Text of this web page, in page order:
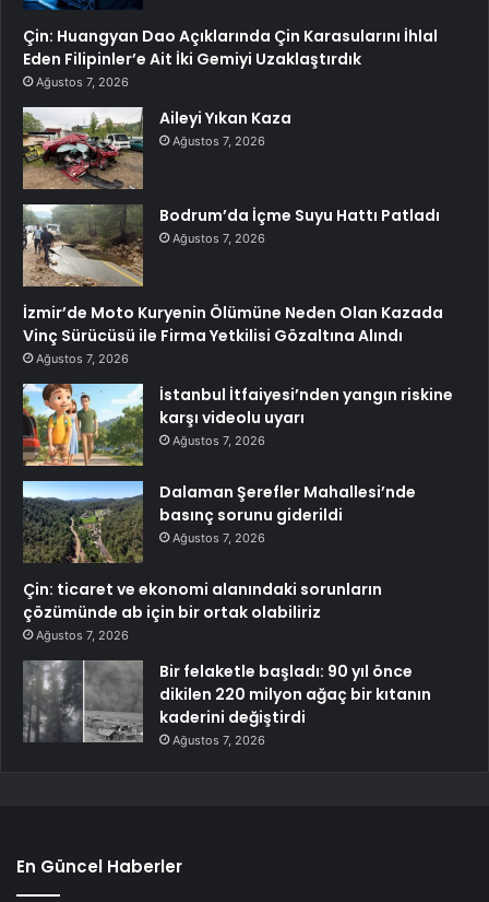
Çin: Huangyan Dao Açıklarında Çin Karasularını İhlal
Eden Filipinler’e Ait İki Gemiyi Uzaklaştırdık
Ağustos 7, 2026
Aileyi Yıkan Kaza
Ağustos 7, 2026
Bodrum’da İçme Suyu Hattı Patladı
Ağustos 7, 2026
İzmir’de Moto Kuryenin Ölümüne Neden Olan Kazada
Vinç Sürücüsü ile Firma Yetkilisi Gözaltına Alındı
Ağustos 7, 2026
İstanbul İtfaiyesi’nden yangın riskine
karşı videolu uyarı
Ağustos 7, 2026
Dalaman Şerefler Mahallesi’nde
basınç sorunu giderildi
Ağustos 7, 2026
Çin: ticaret ve ekonomi alanındaki sorunların
çözümünde ab için bir ortak olabiliriz
Ağustos 7, 2026
Bir felaketle başladı: 90 yıl önce
dikilen 220 milyon ağaç bir kıtanın
kaderini değiştirdi
Ağustos 7, 2026
En Güncel Haberler